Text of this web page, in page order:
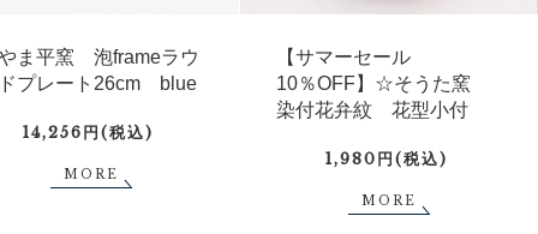
ま平窯 泡frameラウ
プレート26cm blue
14,256円(税込)
MORE
【サマーセール
10％OFF】☆そうた窯
染付花弁紋 花型小付
1,980円(税込)
MORE